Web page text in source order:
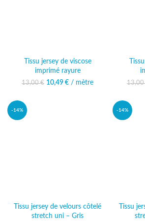
Tissu jersey de viscose
imprimé rayure
13,00€
Le prix initial était :
10,49 €
Le prix
/ mètre 13,00
-14%
Tissu jersey de velours côtelé
stretch uni – Gris
-14%
Tissu